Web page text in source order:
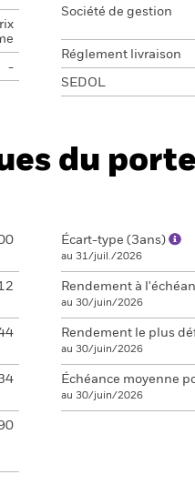
-
Société de gestion
Réglement livraison
SEDOL
du
Écart-type (3ans)
au 31/juil./2026
Rendement à
au 30/juin/2026
Rendement le plus
au 30/juin/2026
Échéance moyenne
au 30/juin/2026